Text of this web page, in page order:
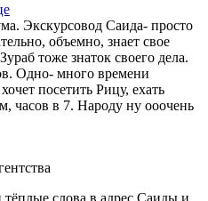
Экскурсовод Саида- просто
объемно, знает свое
тоже знаток своего дела.
Одно- много времени
посетить Рицу, ехать
часов в 7. Народу ну ооочень
слова в адрес Саиды и